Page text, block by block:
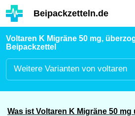
Hauptinhalt
Beipackzetteln.de
Voltaren K Migräne 50 mg,
Beipackzettel
Weitere Varianten von voltaren
Was ist Voltaren K Migräne 50